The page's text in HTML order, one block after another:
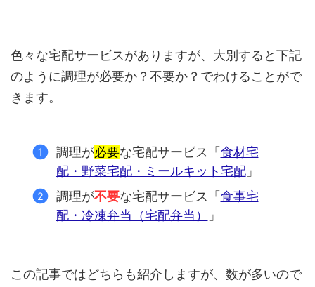
色々な宅配サービスがありますが、大別すると下記
のように調理が必要か？不要か？でわけることがで
きます。
調理が必要な宅配サービス「食材宅
配・野菜宅配・ミールキット宅配」
調理が不要な宅配サービス「食事宅
配・冷凍弁当（宅配弁当）
」
この記事ではどちらも紹介しますが、数が多いので